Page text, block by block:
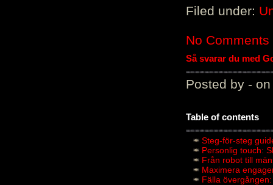
Filed under:
No Comments
Så svarar du med
Posted by - on
Table of contents
Steg-för-steg
Personlig touch:
Från robot till
Maximera
Fälla